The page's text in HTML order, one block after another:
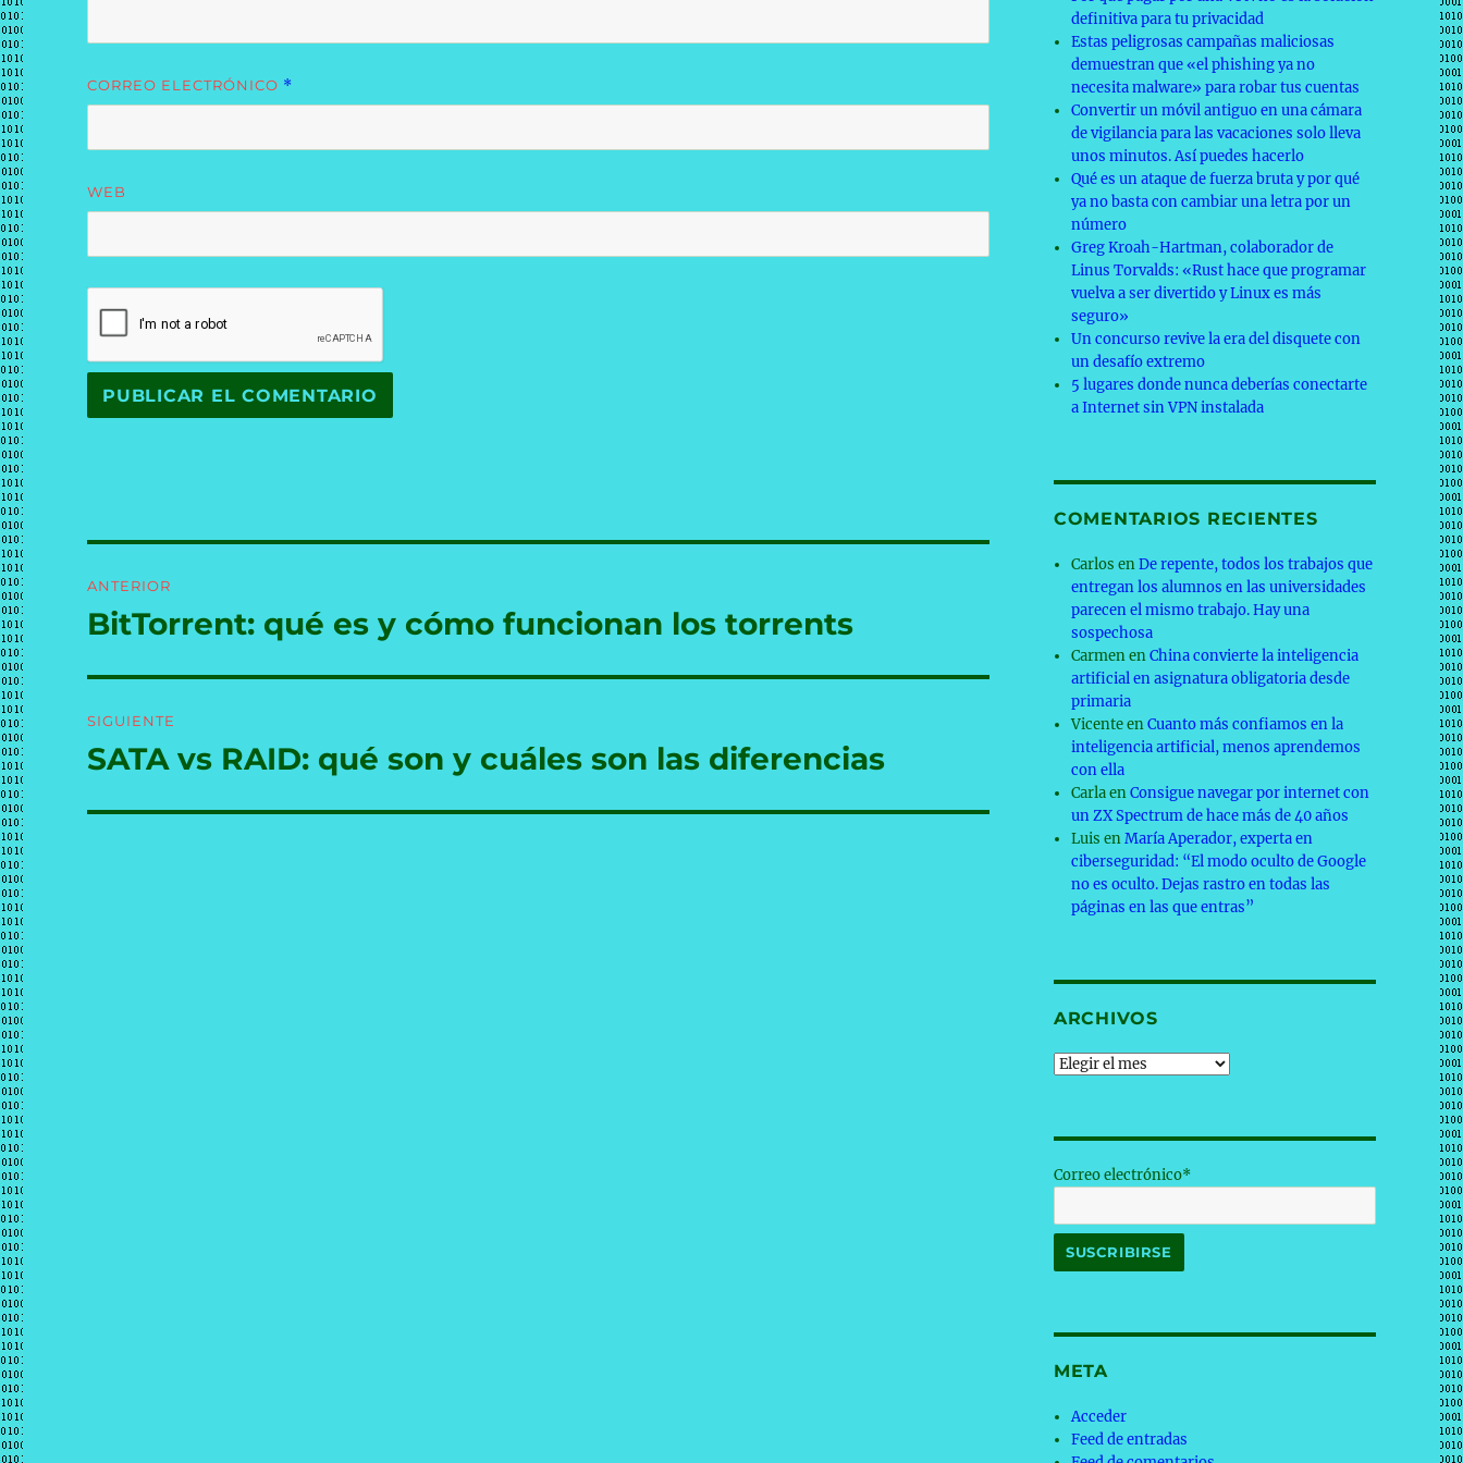
CORREO ELECTRÓNICO *
WEB
de
ANTERIOR
Entrada
BitTorrent: qué es y cómo funcionan los torrents
SIGUIENTE
Entrada
SATA vs RAID: qué son y cuáles son las diferencias
definitiva para tu privacidad
Estas peligrosas campañas maliciosas
demuestran que «el phishing ya no
necesita malware» para robar tus cuentas
Convertir un móvil antiguo en una cámara
de vigilancia para las vacaciones solo lleva
unos minutos. Así puedes hacerlo
Qué es un ataque de fuerza bruta y por qué
ya no basta con cambiar una letra por un
número
Greg Kroah-Hartman, colaborador de
Linus Torvalds: «Rust hace que programar
vuelva a ser divertido y Linux es más
seguro»
Un concurso revive la era del disquete con
un desafío extremo
5 lugares donde nunca deberías conectarte
a Internet sin VPN instalada
COMENTARIOS RECIENTES
Carlos enDe repente, todos los trabajos que
entregan los alumnos en las universidades
parecen el mismo trabajo. Hay una
sospechosa
CarmenenChina convierte la inteligencia
artificial en asignatura obligatoria desde
primaria
VicenteenCuanto más confiamos en la
inteligencia artificial, menos aprendemos
con ella
CarlaenConsigue navegar por internet con
un ZX Spectrum de hace más de 40 años
Luis enMaría Aperador, experta en
ciberseguridad: “El modo oculto de Google
no es oculto. Dejas rastro en todas las
páginas en las que entras”
ARCHIVOS
Archivos
Correo electrónico*
META
Acceder
Feed de entradas